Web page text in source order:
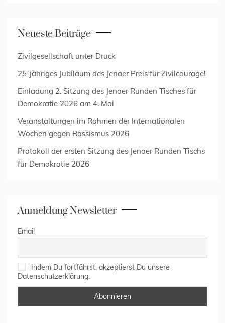
Neueste Beiträge
Zivilgesellschaft unter Druck
25-jähriges Jubiläum des Jenaer Preis für Zivilcourage!
Einladung 2. Sitzung des Jenaer Runden Tisches für
Demokratie 2026 am 4. Mai
Veranstaltungen im Rahmen der Internationalen
Wochen gegen Rassismus 2026
Protokoll der ersten Sitzung des Jenaer Runden Tischs
für Demokratie 2026
Anmeldung Newsletter
Email
Indem Du fortfährst, akzeptierst Du unsere
Datenschutzerklärung.